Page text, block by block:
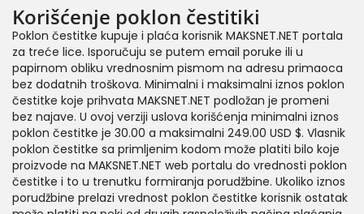
Korišćenje poklon čestitiki
Poklon čestitke kupuje i plaća korisnik MAKSNET.NET portala
za treće lice. Isporučuju se putem email poruke ili u
papirnom obliku vrednosnim pismom na adresu primaoca
bez dodatnih troškova. Minimalni i maksimalni iznos poklon
čestitke koje prihvata MAKSNET.NET podložan je promeni
bez najave. U ovoj verziji uslova korišćenja minimalni iznos
poklon čestitke je 30.00 a maksimalni 249.00 USD $. Vlasnik
poklon čestitke sa primljenim kodom može platiti bilo koje
proizvode na MAKSNET.NET web portalu do vrednosti poklon
čestitke i to u trenutku formiranja porudžbine. Ukoliko iznos
porudžbine prelazi vrednost poklon čestitke korisnik ostatak